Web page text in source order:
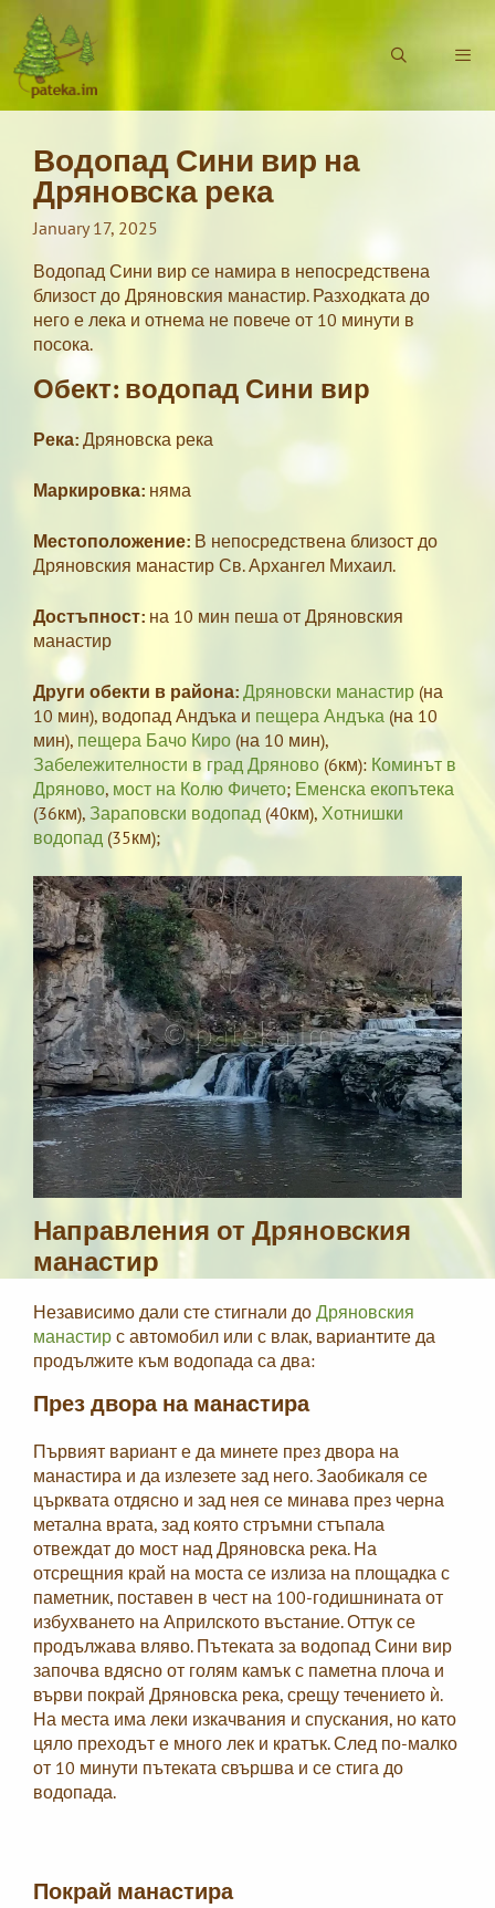
content
Водопад Сини вир на
Дряновска река
January 17, 2025
Водопад Сини вир се намира в непосредствена
близост до Дряновския манастир. Разходката до
него е лека и отнема не повече от 10 минути в
посока.
Обект: водопад Сини вир
Река: Дряновска река
Маркировка: няма
Местоположение: В непосредствена близост до
Дряновския манастир Св. Архангел Михаил.
Достъпност: на 10 мин пеша от Дряновския
манастир
Други обекти в района: Дряновски манастир (на
10 мин), водопад Андъка и пещера Андъка (на 10
мин), пещера Бачо Киро (на 10 мин),
Забележителности в град Дряново (6км): Коминът в
Дряново, мост на Колю Фичето; Еменска екопътека
(36км), Зараповски водопад (40км), Хотнишки
водопад (35км);
Направления от Дряновския
манастир
Независимо дали сте стигнали до Дряновския
манастир с автомобил или с влак, вариантите да
продължите към водопада са два:
През двора на манастира
Първият вариант е да минете през двора на
манастира и да излезете зад него. Заобикаля се
църквата отдясно и зад нея се минава през черна
метална врата, зад която стръмни стъпала
отвеждат до мост над Дряновска река. На
отсрещния край на моста се излиза на площадка с
паметник, поставен в чест на 100-годишнината от
избухването на Априлското въстание. Оттук се
продължава вляво. Пътеката за водопад Сини вир
започва вдясно от голям камък с паметна плоча и
върви покрай Дряновска река, срещу течението ѝ.
На места има леки изкачвания и спускания, но като
цяло преходът е много лек и кратък. След по-малко
от 10 минути пътеката свършва и се стига до
водопада.
Покрай манастира